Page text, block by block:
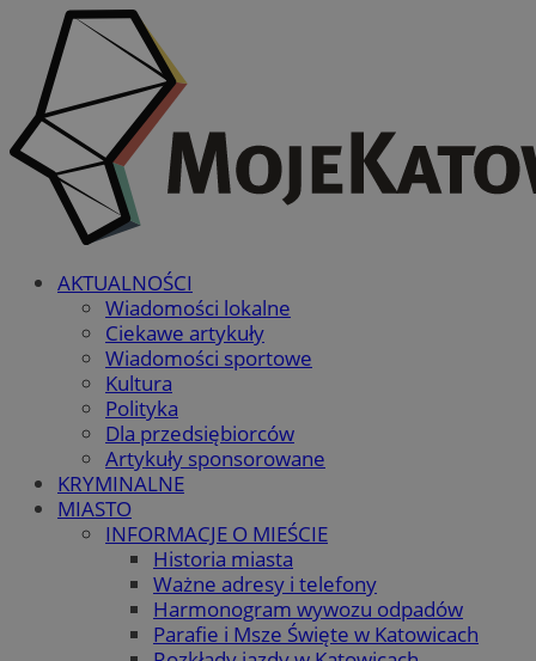
AKTUALNOŚCI
Wiadomości lokalne
Ciekawe artykuły
Wiadomości sportowe
Kultura
Polityka
Dla przedsiębiorców
Artykuły sponsorowane
KRYMINALNE
MIASTO
INFORMACJE O MIEŚCIE
Historia miasta
Ważne adresy i telefony
Harmonogram wywozu odpadów
Parafie i Msze Święte w Katowicach